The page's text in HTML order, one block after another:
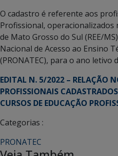
O cadastro é referente aos
Profissional, operacionalizados
de Mato Grosso do Sul (REE/
Nacional de Acesso ao Ensino
(PRONATEC), para o ano letivo
EDITAL N. 5/2022 – RELAÇÃO
PROFISSIONAIS
CURSOS DE EDUCAÇÃO
Categorias :
PRONATEC